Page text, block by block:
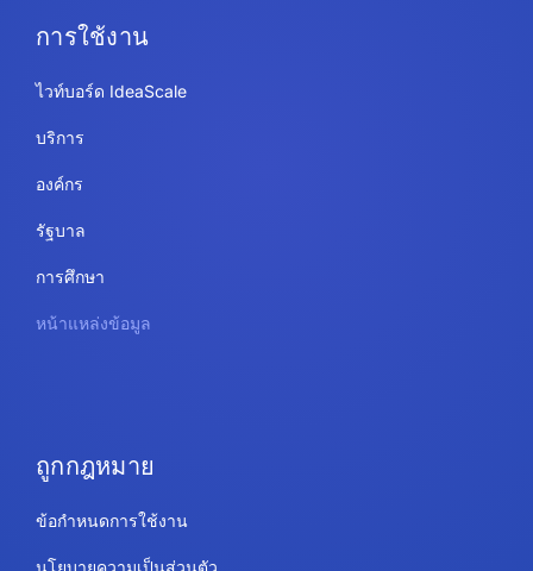
การใช้งาน
ไวท์บอร์ด IdeaScale
บริการ
องค์กร
รัฐบาล
การศึกษา
หน้าแหล่งข้อมูล
ถูกกฎหมาย
ข้อกำหนดการใช้งาน
นโยบายความเป็นส่วนตัว